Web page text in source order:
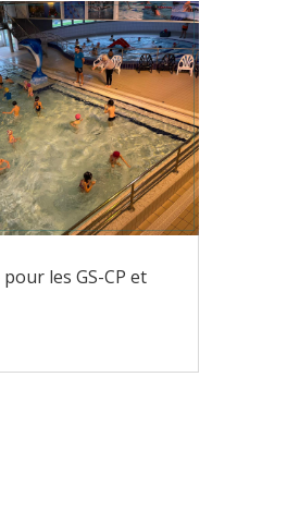
les GS-CP et